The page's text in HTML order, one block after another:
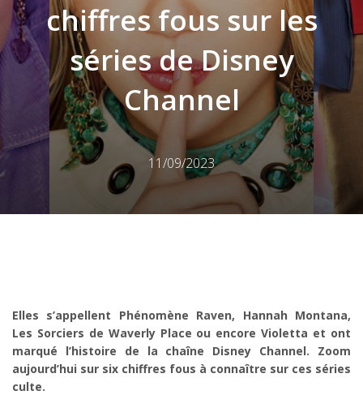
chiffres fous sur les
séries de Disney
Channel
11/09/2023
Elles s’appellent Phénomène Raven, Hannah Montana,
Les Sorciers de Waverly Place ou encore Violetta et ont
marqué l’histoire de la chaîne Disney Channel. Zoom
aujourd’hui sur six chiffres fous à connaître sur ces séries
culte.